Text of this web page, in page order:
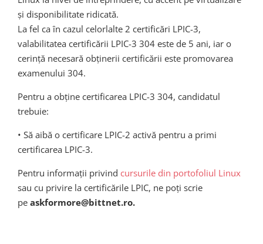
și disponibilitate ridicată.
La fel ca în cazul celorlalte 2 certificări LPIC-3,
valabilitatea certificării LPIC-3 304 este de 5 ani, iar o
cerință necesară obținerii certificării este promovarea
examenului 304.
Pentru a obține certificarea LPIC-3 304, candidatul
trebuie:
• Să aibă o certificare LPIC-2 activă pentru a primi
certificarea LPIC-3.
Pentru informații privind cursurile din portofoliul Linux
sau cu privire la certificările LPIC, ne poți scrie
pe askformore@bittnet.ro.